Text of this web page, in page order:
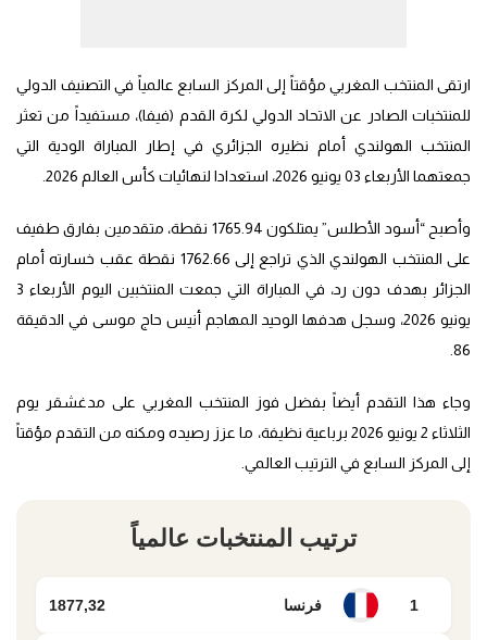
ارتقى المنتخب المغربي مؤقتاً إلى المركز السابع عالمياً في التصنيف الدولي
للمنتخبات الصادر عن الاتحاد الدولي لكرة القدم (فيفا)، مستفيداً من تعثر
المنتخب الهولندي أمام نظيره الجزائري في إطار المباراة الودية التي
جمعتهما الأربعاء 03 يونيو 2026، استعدادا لنهائيات كأس العالم 2026.
وأصبح “أسود الأطلس” يمتلكون 1765.94 نقطة، متقدمين بفارق طفيف
على المنتخب الهولندي الذي تراجع إلى 1762.66 نقطة عقب خسارته أمام
الجزائر بهدف دون رد، في المباراة التي جمعت المنتخبين اليوم الأربعاء 3
يونيو 2026، وسجل هدفها الوحيد المهاجم أنيس حاج موسى في الدقيقة
86.
وجاء هذا التقدم أيضاً بفضل فوز المنتخب المغربي على مدغشقر يوم
الثلاثاء 2 يونيو 2026 برباعية نظيفة، ما عزز رصيده ومكنه من التقدم مؤقتاً
إلى المركز السابع في الترتيب العالمي.
ترتيب المنتخبات عالمياً
1 فرنسا 1877,32